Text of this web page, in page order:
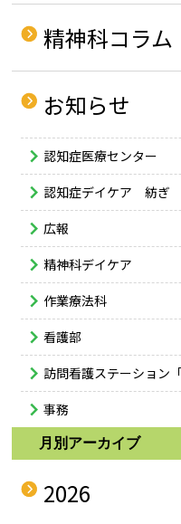
精神科コラム
お知らせ
認知症医療センター
認知症デイケア 紡ぎ
広報
精神科デイケア
作業療法科
看護部
訪問看護ステーション
事務
月別アーカイブ
2026